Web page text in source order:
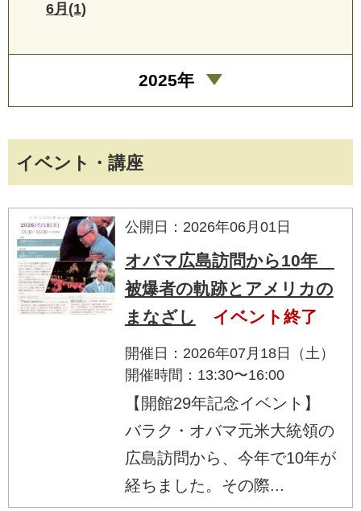
イベント・講座
公開日：2026年06月01日
オバマ広島訪問から10年
被爆者の軌跡とアメリカの
まなざし
イベント終了
開催日：2026年07月18日（土）
開催時間：13:30〜16:00
【開館29年記念イベント】
バラク・オバマ元米大統領の
広島訪問から、今年で10年が
経ちました。その際...
6月(1)
2025年